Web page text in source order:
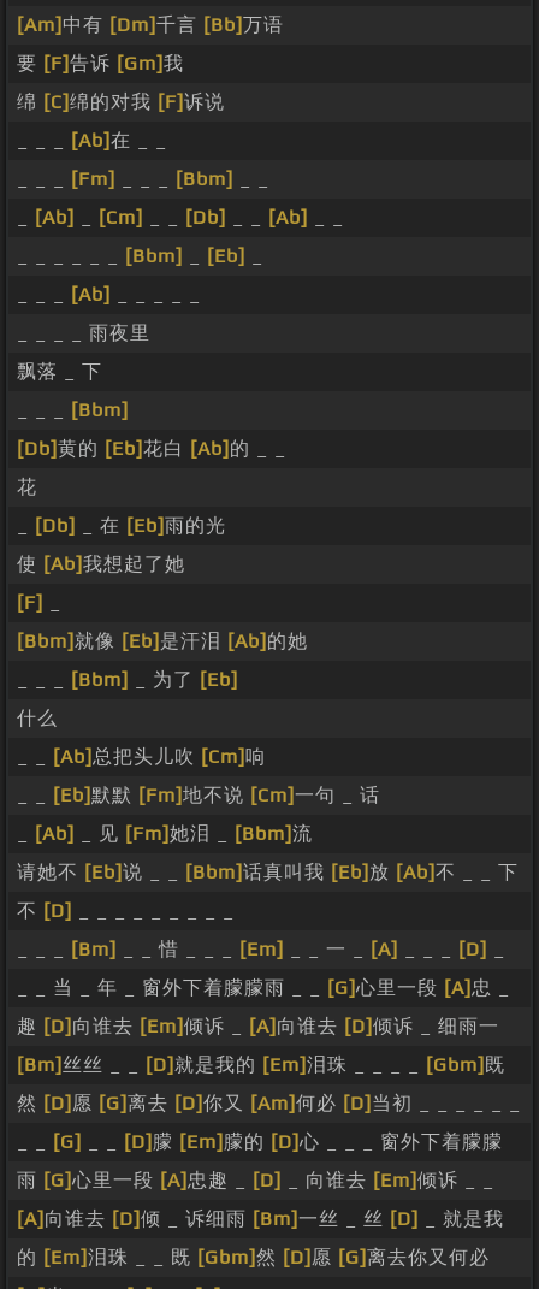
[Am] 中有 [Dm]千言 [Bb]万语
要 [F]告诉 [Gm]我
绵 [C]绵的对我 [F]诉说
[Ab]在 _ _
[Fm] [Bbm]
[Ab] [Cm] [Db] [Ab]
[Bbm] [Eb]
[Ab]
_ _ _ _ 雨夜里
飘落 _ 下
[Bbm]
[Db]黄的 [Eb]花白 [Ab] 的 _ _
花
[Db] _ 在 [Eb]雨的光
使 [Ab]我想起了她
[F]
[Bbm]就像 [Eb] 是汗泪 [Ab] 的她
[Bbm] _ 为了 [Eb]
什么
[Ab]总把头儿吹 [Cm]响
[Eb]默默 [Fm]地不说 [Cm]一句 _ 话
[Ab] _ 见 [Fm]她泪 _ [Bbm]流
请她不 [Eb]说 _ _ [Bbm]话真叫我 [Eb] 放 [Ab]不 _ _ 下
不 [D]
[Bm] _ _ 惜 _ _ _ [Em] _ _ 一 _ [A] [D]
_ _ 当 _ 年 _ 窗外下着朦朦雨 _ _
[G]心里一段 [A]忠 _
趣 [D] 向谁去 [Em]倾诉 _ [A] 向谁去 [D]倾诉 _ 细雨一
[Bm] 丝丝 _ _ [D]就是我的 [Em]泪珠 _ _ _ _ [Gbm] 既
然 [D] 愿 [G]离去 [D]你又 [Am]何必 [D] 当初 _ _ _ _ _ _
[G] [D] 朦 [Em] 朦的 [D]心 _ _ _ 窗外下着朦朦
雨 [G]心里一段 [A]忠趣 _ [D] _ 向谁去 [Em]倾诉 _ _
[A] 向谁去 [D]倾 _ 诉细雨 [Bm]一丝 _ 丝 [D]
_ 就是我
的 [Em]泪珠 _ _ 既 [Gbm]然 [D] 愿 [G]离去你又何必